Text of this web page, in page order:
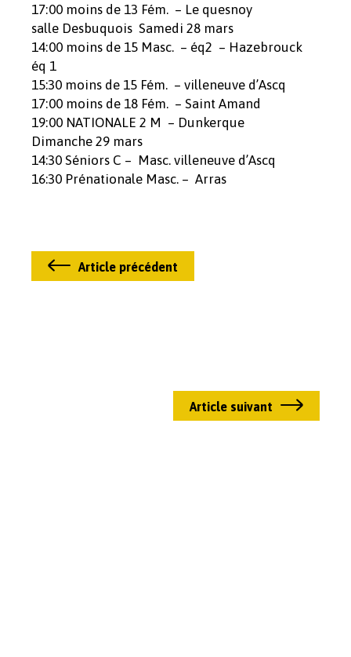
17:00 moins de 13 Fém. – Le quesnoy
salle Desbuquois Samedi 28 mars
14:00 moins de 15 Masc. – éq2 – Hazebrouck
éq 1
15:30 moins de 15 Fém. – villeneuve d’Ascq
17:00 moins de 18 Fém. – Saint Amand
19:00 NATIONALE 2 M – Dunkerque
Dimanche 29 mars
14:30 Séniors C – Masc. villeneuve d’Ascq
16:30 Prénationale Masc. – Arras
Article précédent
Article suivant